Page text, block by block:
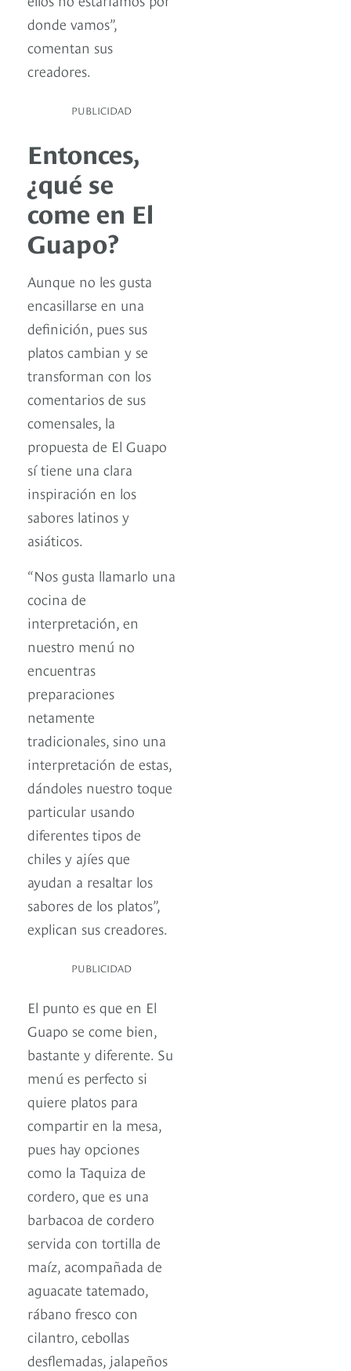
donde vamos”,
comentan sus
creadores.
PUBLICIDAD
Entonces,
¿qué se
come en El
Guapo?
Aunque no les gusta
encasillarse en una
definición, pues sus
platos cambian y se
transforman con los
comentarios de sus
comensales, la
propuesta de El Guapo
sí tiene una clara
inspiración en los
sabores latinos y
asiáticos.
“Nos gusta llamarlo una
cocina de
interpretación, en
nuestro menú no
encuentras
preparaciones
netamente
tradicionales, sino una
interpretación de estas,
dándoles nuestro toque
particular usando
diferentes tipos de
chiles y ajíes que
ayudan a resaltar los
sabores de los platos”,
explican sus creadores.
PUBLICIDAD
El punto es que en El
Guapo se come bien,
bastante y diferente. Su
menú es perfecto si
quiere platos para
compartir en la mesa,
pues hay opciones
como la Taquiza de
cordero, que es una
barbacoa de cordero
servida con tortilla de
maíz, acompañada de
aguacate tatemado,
rábano fresco con
cilantro, cebollas
desflemadas, jalapeños